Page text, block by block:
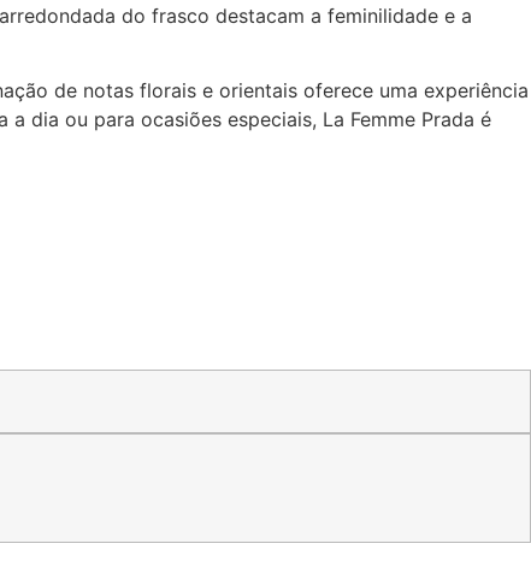
do frasco destacam a feminilidade e a
de notas florais e orientais oferece uma experiência
dia ou para ocasiões especiais, La Femme Prada é